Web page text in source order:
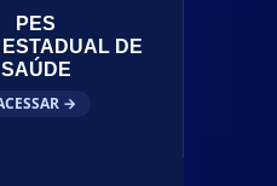
PES
DE
SAÚDE
→